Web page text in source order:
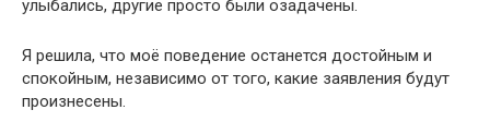
улыбались, другие просто были озадачены.
Я решила, что моё поведение останется достойным и
спокойным, независимо от того, какие заявления будут
произнесены.